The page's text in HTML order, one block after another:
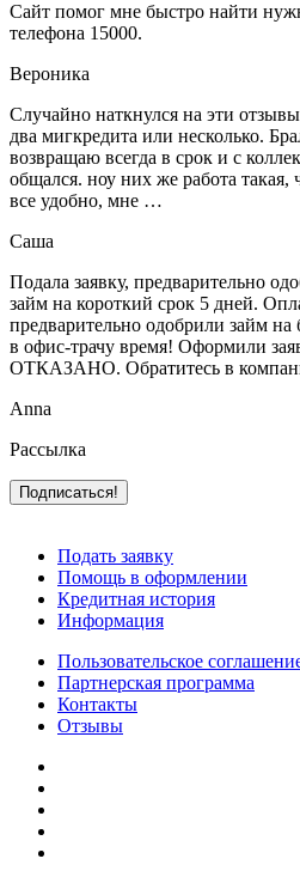
Сайт помог мне быстро найти
телефона 15000.
Вероника
Случайно наткнулся на эти
два мигкредита или несколько.
возвращаю всегда в срок и с
общался. ноу них же работа такая,
все удобно, мне …
Саша
Подала заявку, предварительно
займ на короткий срок 5 дней.
предварительно одобрили займ
в офис-трачу время! Оформили
ОТКАЗАНО. Обратитесь в
Anna
Рассылка
Подать заявку
Помощь в оформлении
Кредитная история
Информация
Пользовательское
Партнерская программа
Контакты
Отзывы